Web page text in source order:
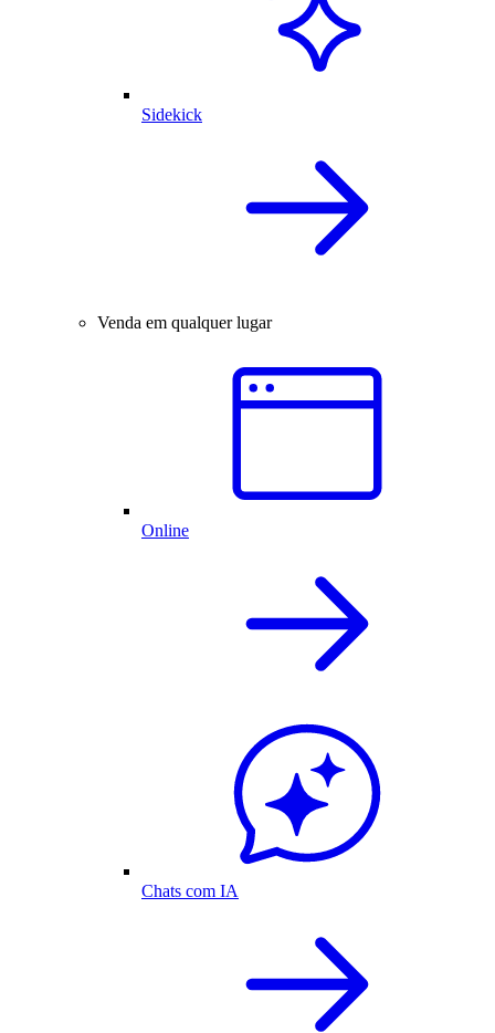
Sidekick
Venda em qualquer lugar
Online
Chats com IA